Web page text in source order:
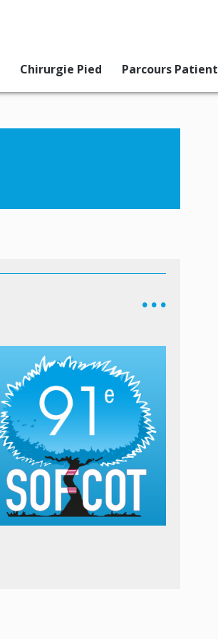
Chirurgie Pied Parcours Patient